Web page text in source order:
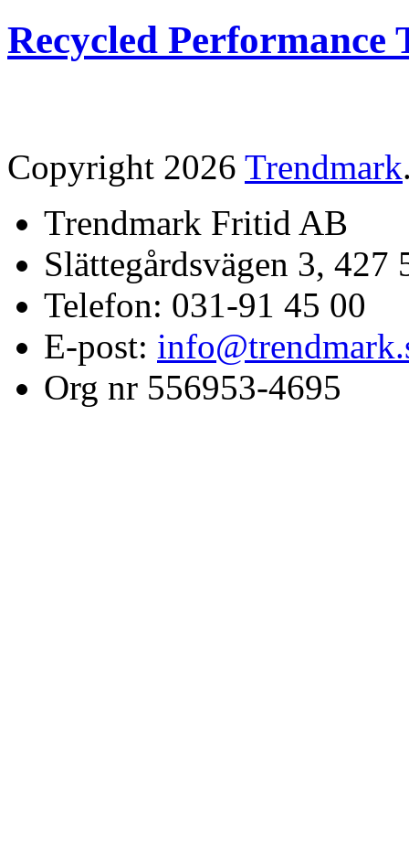
Recycled Performance
Copyright 2026 Trendmark
Trendmark Fritid AB
Slättegårdsvägen 3,
Telefon: 031-91 45 00
E-post:
Org nr 556953-4695